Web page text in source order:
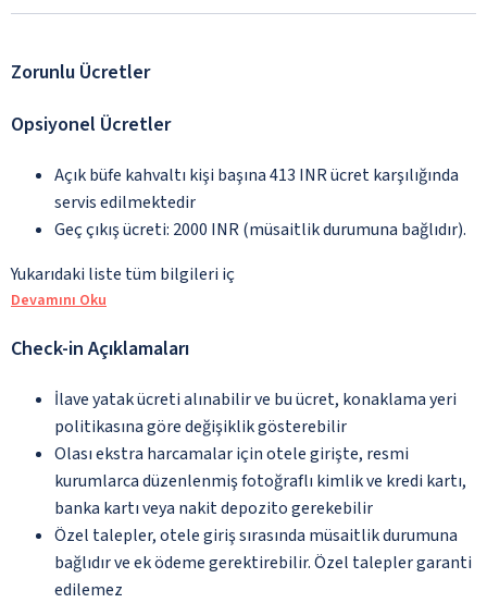
Zorunlu Ücretler
Opsiyonel Ücretler
Açık büfe kahvaltı kişi başına 413 INR ücret karşılığında
servis edilmektedir
Geç çıkış ücreti: 2000 INR (müsaitlik durumuna bağlıdır).
Yukarıdaki liste tüm bilgileri iç
Devamını Oku
Check-in Açıklamaları
İlave yatak ücreti alınabilir ve bu ücret, konaklama yeri
politikasına göre değişiklik gösterebilir
Olası ekstra harcamalar için otele girişte, resmi
kurumlarca düzenlenmiş fotoğraflı kimlik ve kredi kartı,
banka kartı veya nakit depozito gerekebilir
Özel talepler, otele giriş sırasında müsaitlik durumuna
bağlıdır ve ek ödeme gerektirebilir. Özel talepler garanti
edilemez